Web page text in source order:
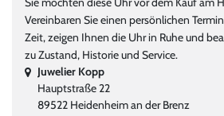
Vereinbaren Sie einen persönlichen
Zeit, zeigen Ihnen die Uhr in Ruhe und
zu Zustand, Historie und Service.
Juwelier Kopp
Hauptstraße 22
89522 Heidenheim an der Brenz